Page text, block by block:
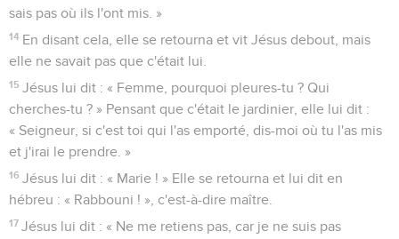
sais pas où ils l'ont mis. »
14 En disant cela, elle se retourna et vit Jésus debout, mais
elle ne savait pas que c'était lui.
15 Jésus lui dit : « Femme, pourquoi pleures-tu ? Qui
cherches-tu ? » Pensant que c'était le jardinier, elle lui dit :
« Seigneur, si c'est toi qui l'as emporté, dis-moi où tu l'as mis
et j'irai le prendre. »
16 Jésus lui dit : « Marie ! » Elle se retourna et lui dit en
hébreu : « Rabbouni ! », c'est-à-dire maître.
17 Jésus lui dit : « Ne me retiens pas, car je ne suis pas